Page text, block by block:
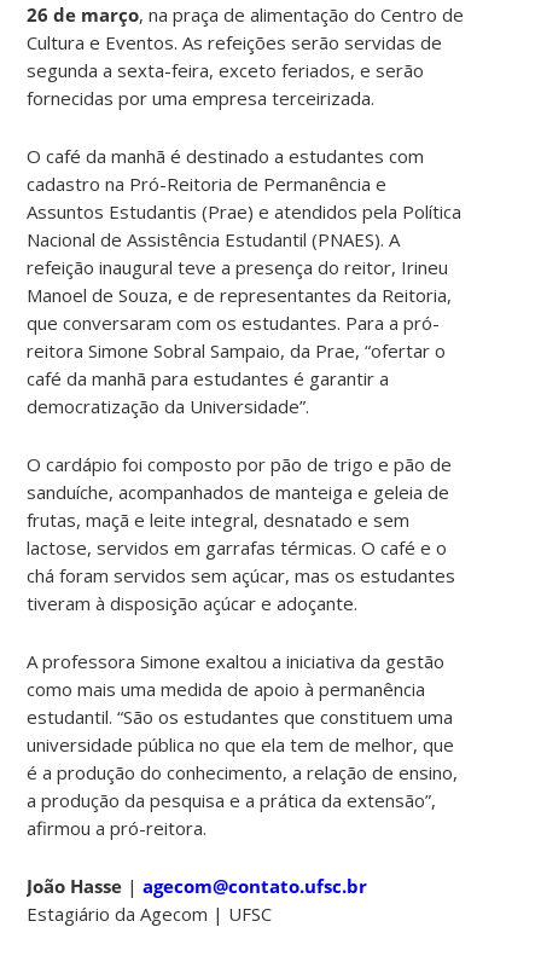
26 de março, na praça de alimentação do Centro de
Cultura e Eventos. As refeições serão servidas de
segunda a sexta-feira, exceto feriados, e serão
fornecidas por uma empresa terceirizada.
O café da manhã é destinado a estudantes com
cadastro na Pró-Reitoria de Permanência e
Assuntos Estudantis (Prae) e atendidos pela Política
Nacional de Assistência Estudantil (PNAES). A
refeição inaugural teve a presença do reitor, Irineu
Manoel de Souza, e de representantes da Reitoria,
que conversaram com os estudantes. Para a pró-
reitoraSimone Sobral Sampaio, da Prae, “ofertar o
café da manhã para estudantes é garantir a
democratização da Universidade”.
O cardápio foi composto por pão de trigo e pão de
sanduíche, acompanhados de manteiga e geleia de
frutas, maçã e leite integral, desnatado e sem
lactose, servidos em garrafas térmicas. O café e o
chá foram servidos sem açúcar, mas os estudantes
tiveram à disposição açúcar e adoçante.
A professora Simone exaltou a iniciativa da gestão
como mais uma medida de apoio à permanência
estudantil. “São os estudantes que constituem uma
universidade pública no que ela tem de melhor, que
é a produção do conhecimento, a relação de ensino,
a produção da pesquisa e a prática da extensão”,
afirmou a pró-reitora.
João Hasse |agecom@contato.ufsc.br
Estagiário da Agecom | UFSC